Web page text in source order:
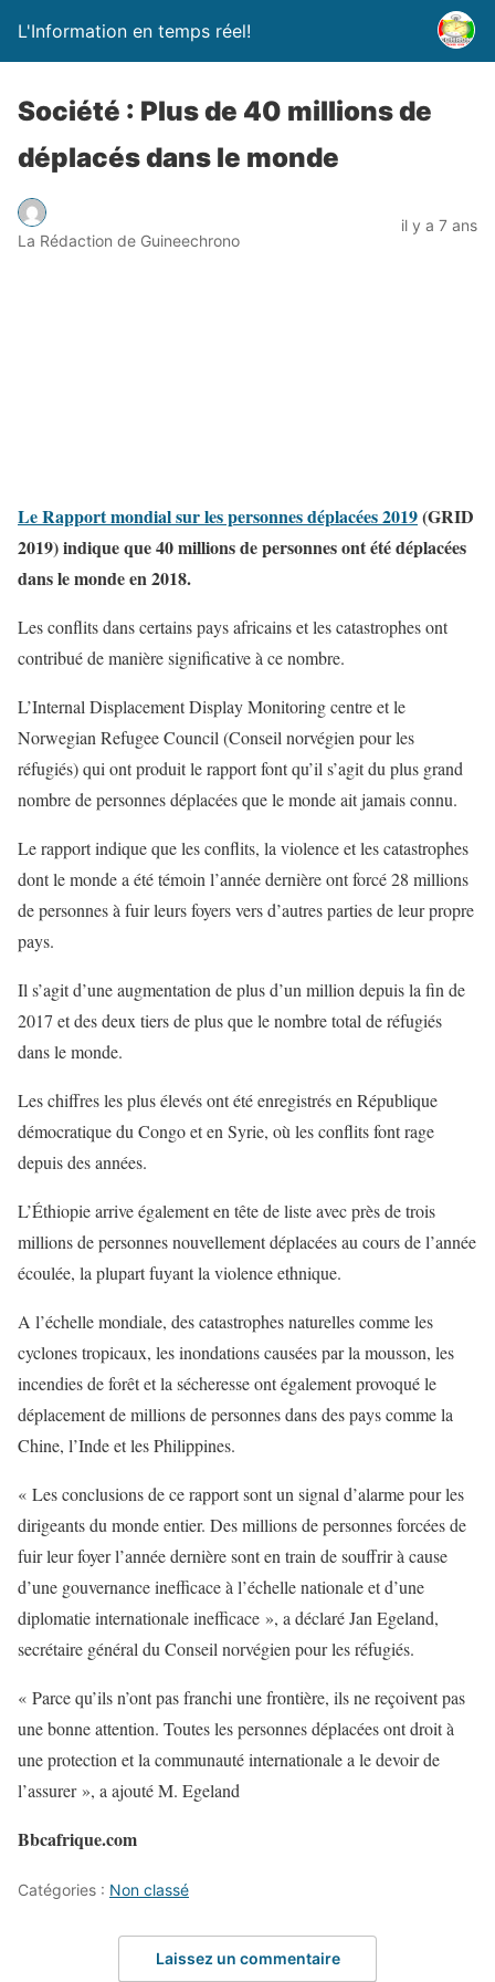
L'Information en temps réel!
Société : Plus de 40 millions de
déplacés dans le monde
La Rédaction de Guineechrono
il y a 7 ans
Le Rapport mondial sur les personnes déplacées 2019(GRID
2019) indique que 40 millions de personnes ont été déplacées
dans le monde en 2018.
Les conflits dans certains pays africains et les catastrophes ont
contribué de manière significative à ce nombre.
L’Internal Displacement Display Monitoring centre et le
Norwegian Refugee Council (Conseil norvégien pour les
réfugiés) qui ont produit le rapport font qu’il s’agit du plus grand
nombre de personnes déplacées que le monde ait jamais connu.
Le rapport indique que les conflits, la violence et les catastrophes
dont le monde a été témoin l’année dernière ont forcé 28 millions
de personnes à fuir leurs foyers vers d’autres parties de leur propre
pays.
Il s’agit d’une augmentation de plus d’un million depuis la fin de
2017 et des deux tiers de plus que le nombre total de réfugiés
dans le monde.
Les chiffres les plus élevés ont été enregistrés en République
démocratique du Congo et en Syrie, où les conflits font rage
depuis des années.
L’Éthiopie arrive également en tête de liste avec près de trois
millions de personnes nouvellement déplacées au cours de l’année
écoulée, la plupart fuyant la violence ethnique.
A l’échelle mondiale, des catastrophes naturelles comme les
cyclones tropicaux, les inondations causées par la mousson, les
incendies de forêt et la sécheresse ont également provoqué le
déplacement de millions de personnes dans des pays comme la
Chine, l’Inde et les Philippines.
« Les conclusions de ce rapport sont un signal d’alarme pour les
dirigeants du monde entier. Des millions de personnes forcées de
fuir leur foyer l’année dernière sont en train de souffrir à cause
d’une gouvernance inefficace à l’échelle nationale et d’une
diplomatie internationale inefficace », a déclaré Jan Egeland,
secrétaire général du Conseil norvégien pour les réfugiés.
« Parce qu’ils n’ont pas franchi une frontière, ils ne reçoivent pas
une bonne attention. Toutes les personnes déplacées ont droit à
une protection et la communauté internationale a le devoir de
l’assurer », a ajouté M. Egeland
Bbcafrique.com
Catégories : Non classé
Laissez un commentaire